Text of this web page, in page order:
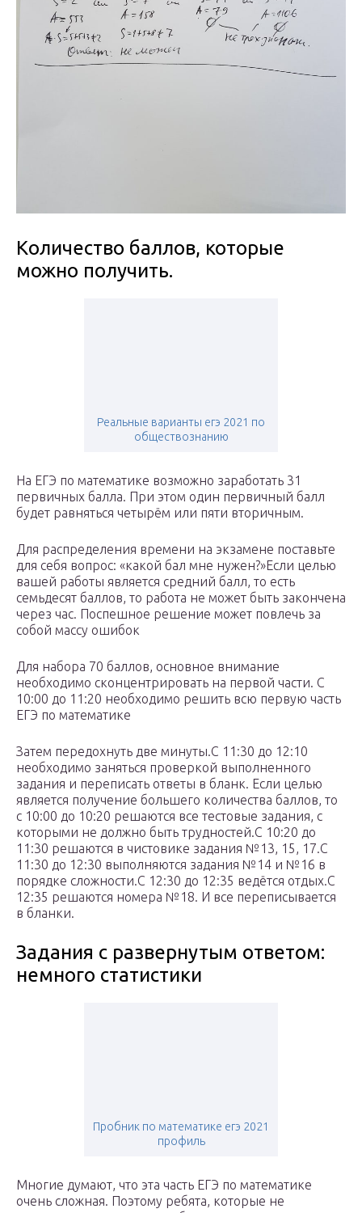
Количество баллов, которые
можно получить.
Реальные варианты егэ 2021 по
обществознанию
На ЕГЭ по математике возможно заработать 31
первичных балла. При этом один первичный балл
будет равняться четырём или пяти вторичным.
Для распределения времени на экзамене поставьте
для себя вопрос: «какой бал мне нужен?»Если целью
вашей работы является средний балл, то есть
семьдесят баллов, то работа не может быть закончена
через час. Поспешное решение может повлечь за
собой массу ошибок
Для набора 70 баллов, основное внимание
необходимо сконцентрировать на первой части. С
10:00 до 11:20 необходимо решить всю первую часть
ЕГЭ по математике
Затем передохнуть две минуты.С 11:30 до 12:10
необходимо заняться проверкой выполненного
задания и переписать ответы в бланк. Если целью
является получение большего количества баллов, то
с 10:00 до 10:20 решаются все тестовые задания, с
которыми не должно быть трудностей.С 10:20 до
11:30 решаются в чистовике задания №13, 15, 17.С
11:30 до 12:30 выполняются задания №14 и №16 в
порядке сложности.С 12:30 до 12:35 ведётся отдых.С
12:35 решаются номера №18. И все переписывается
в бланки.
Задания с развернутым ответом:
немного статистики
Пробник по математике егэ 2021
профиль
Многие думают, что эта часть ЕГЭ по математике
очень сложная. Поэтому ребята, которые не